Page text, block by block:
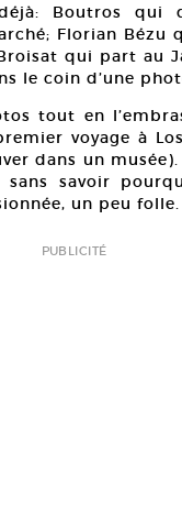
Boutros qui
Florian Bézu
qui part au
le coin d’une
tout en
voyage à
dans un
savoir
un peu folle.
PUBLICITÉ